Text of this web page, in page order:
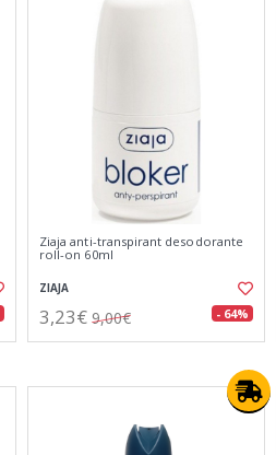
Ziaja anti-transpirant desodorante
roll-on 60ml
ZIAJA
3,23€ 9,00€ - 64%